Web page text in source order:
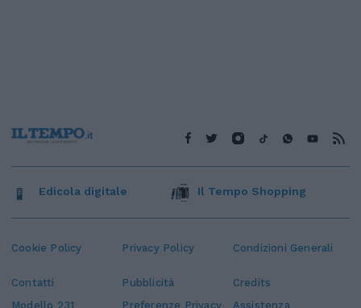
Cookie Policy Privacy Policy Condizioni Generali
Contatti Pubblicità
Credits
Modello 231
Preferenze Privacy Assistenza
Edicola digitale Il Tempo Shopping